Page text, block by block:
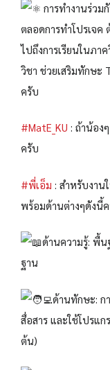
การทำงานร่วม
ตลอดการทำโปรเจ
ไปถึงการเรียนในภา
วิชา ช่วยเสริมทักษะ
ครับ
#MatE_KU : ถ้าน้อง
ครับ
#พี่เอ็ม : สำหรับงาน
พร้อมด้านต่างๆดังนี้
ด้านความรู้: พื้น
ฐาน
ด้านทักษะ: ก
สื่อสาร และใช้โปรแ
ต้น)